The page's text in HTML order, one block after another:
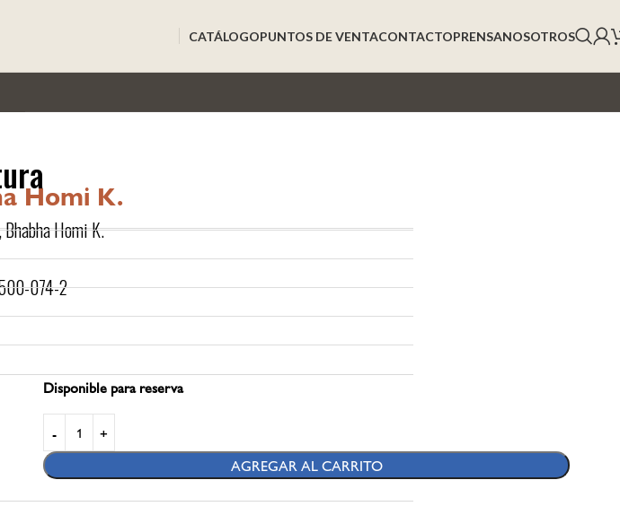
CATÁLOGOPUNTOS DE VENTACONTACTOPRENSANOSOTROS
Homi K.
Homi K.
074-2
Disponible para reserva
AGREGAR AL CARRITO